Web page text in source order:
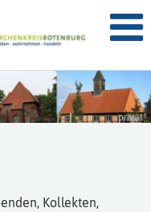
privat
Kollekten,